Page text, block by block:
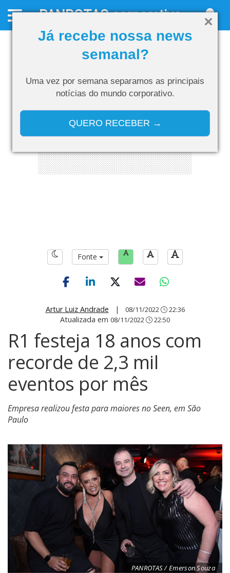
Já recebe nossa news
semanal?
Uma vez por semana separamos as principais
notícias do mundo corporativo.
QUERO RECEBER →
PANROTAScorporativo
Fonte
Artur Luiz Andrade | 08/11/2022 22:36
Atualizada em 08/11/2022 22:50
R1 festeja 18 anos com
recorde de 2,3 mil
eventos por mês
Empresa realizou festa para maiores no Seen, em São
Paulo
PANROTAS / Emerson Souza